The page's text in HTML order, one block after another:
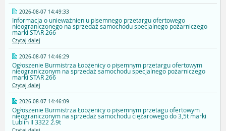
2026-08-07 14:49:33
Informacja o unieważnieniu pisemnego przetargu ofertowego
nieograniczonego na sprzedaż samochodu specjalnego pożarniczego
marki STAR 266
Czytaj dalej
2026-08-07 14:46:29
Ogłoszenie Burmistrza Łobżenicy o pisemnym przetargu ofertowym
nieograniczonym na sprzedaż samochodu specjalnego pożarniczego
marki STAR 266
Czytaj dalej
2026-08-07 14:46:09
Ogłoszenie Burmistrza Łobżenicy o pisemnym przetagu ofertowym
nieograniczonym na sprzedaż samochodu ciężarowego do 3,5t marki
Lublin II 3322 2.9t